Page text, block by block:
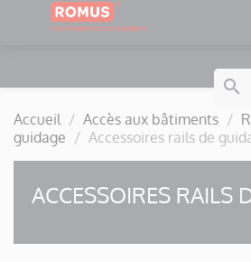
search
Accueil Accès aux bâtiments
guidage
Accessoires rails de
ACCESSOIRES RAILS
Panneau de gestion des cookies